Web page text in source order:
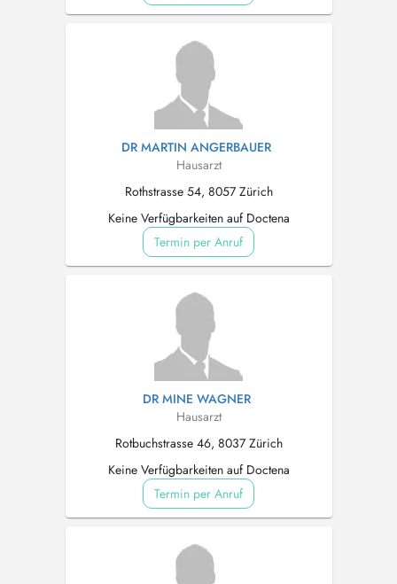
DR MARTIN ANGERBAUER
Hausarzt
Rothstrasse 54, 8057 Zürich
Keine Verfügbarkeiten auf Doctena
Termin per Anruf
DR MINE WAGNER
Hausarzt
Rotbuchstrasse 46, 8037 Zürich
Keine Verfügbarkeiten auf Doctena
Termin per Anruf